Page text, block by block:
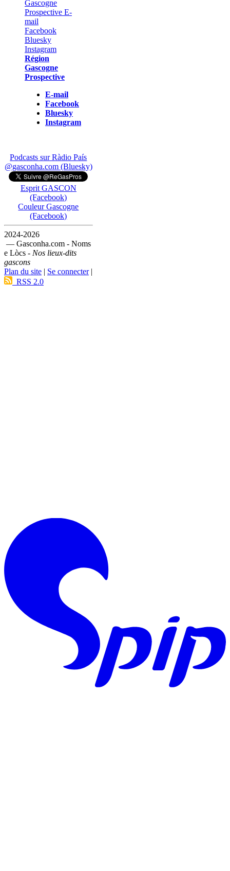
Région
Gascogne
Prospective
E-mail
Facebook
Bluesky
Instagram
Podcasts sur Ràdio País
@gasconha.com (Bluesky)
Esprit GASCON
(Facebook)
Couleur Gascogne
(Facebook)
2024-2026
— Gasconha.com - Noms
e Lòcs - Nos lieux-dits
gascons
Plan du site | Se connecter|
RSS 2.0